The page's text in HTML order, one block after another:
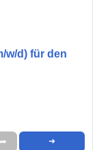
w/d) für den
➦ ➜